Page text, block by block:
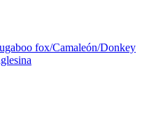
fox/Camaleón/Donkey